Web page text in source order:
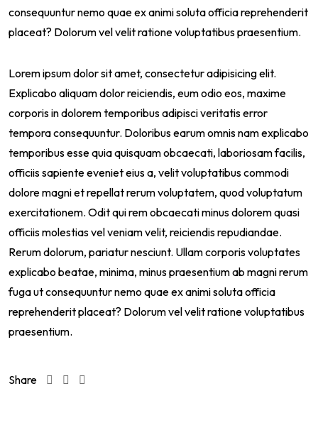
consequuntur nemo quae ex animi soluta officia reprehenderit
placeat? Dolorum vel velit ratione voluptatibus praesentium.
Lorem ipsum dolor sit amet, consectetur adipisicing elit.
Explicabo aliquam dolor reiciendis, eum odio eos, maxime
corporis in dolorem temporibus adipisci veritatis error
tempora consequuntur. Doloribus earum omnis nam explicabo
temporibus esse quia quisquam obcaecati, laboriosam facilis,
officiis sapiente eveniet eius a, velit voluptatibus commodi
dolore magni et repellat rerum voluptatem, quod voluptatum
exercitationem. Odit qui rem obcaecati minus dolorem quasi
officiis molestias vel veniam velit, reiciendis repudiandae.
Rerum dolorum, pariatur nesciunt. Ullam corporis voluptates
explicabo beatae, minima, minus praesentium ab magni rerum
fuga ut consequuntur nemo quae ex animi soluta officia
reprehenderit placeat? Dolorum vel velit ratione voluptatibus
praesentium.
Share